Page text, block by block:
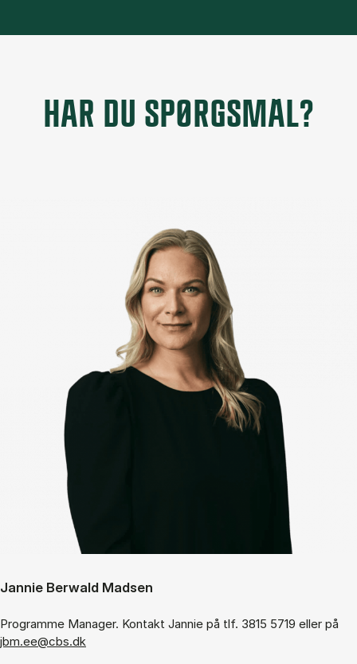
HAR DU SPØRGSMÅL?
Jannie Berwald Madsen
Programme Manager. Kontakt Jannie på tlf. 3815 5719 eller på
jbm.ee@cbs.dk